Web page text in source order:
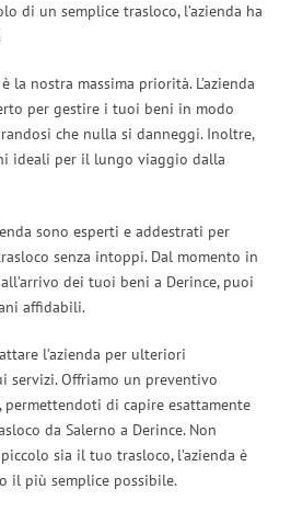
di un semplice trasloco, l’azienda ha
la nostra massima priorità. L’azienda
per gestire i tuoi beni in modo
che nulla si danneggi. Inoltre,
ideali per il lungo viaggio dalla
sono esperti e addestrati per
senza intoppi. Dal momento in
dei tuoi beni a Derince, puoi
affidabili.
l’azienda per ulteriori
servizi. Offriamo un preventivo
di capire esattamente
da Salerno a Derince. Non
sia il tuo trasloco, l’azienda è
il più semplice possibile.